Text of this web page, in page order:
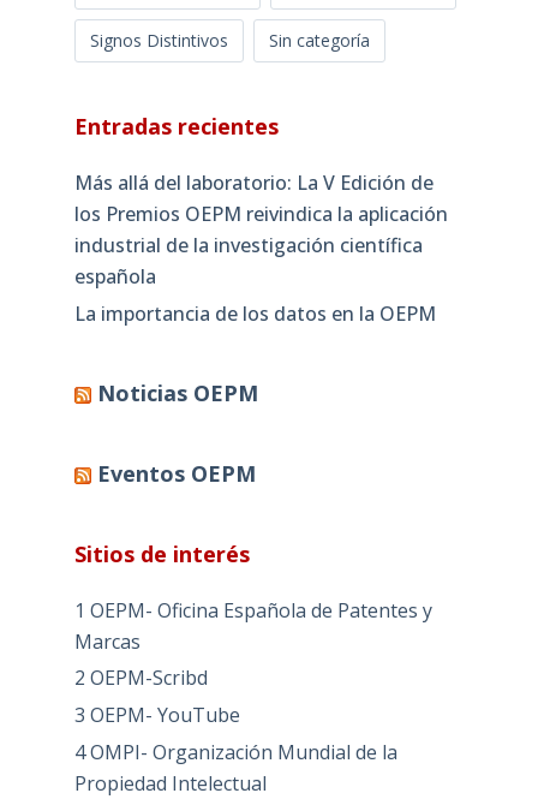
Signos Distintivos Sin categoría
Entradas recientes
Más allá del laboratorio: La V Edición de
los Premios OEPM reivindica la aplicación
industrial de la investigación científica
española
La importancia de los datos en la OEPM
Noticias OEPM
Eventos OEPM
Sitios de interés
1 OEPM- Oficina Española de Patentes y
Marcas
2 OEPM-Scribd
3 OEPM- YouTube
4 OMPI- Organización Mundial de la
Propiedad Intelectual